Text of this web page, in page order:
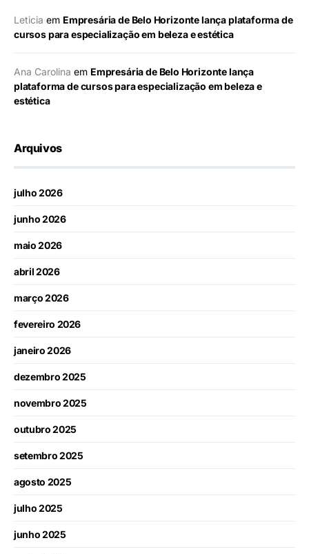
Leticia em Empresária de Belo Horizonte lança plataforma de
cursos para especialização em beleza e estética
Ana Carolina em Empresária de Belo Horizonte lança
plataforma de cursos para especialização em beleza e
estética
Arquivos
julho 2026
junho 2026
maio 2026
abril 2026
março 2026
fevereiro 2026
janeiro 2026
dezembro 2025
novembro 2025
outubro 2025
setembro 2025
agosto 2025
julho 2025
junho 2025